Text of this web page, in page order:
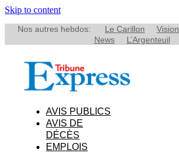
Skip to content
Nos autres hebdos: Le Carillon Vision
News
L’Argenteuil
AVIS PUBLICS
AVIS DE
DÉCÈS
EMPLOIS